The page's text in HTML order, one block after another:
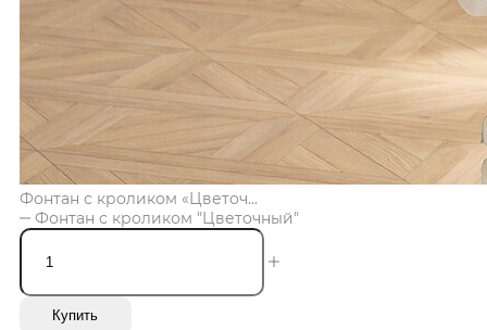
Фонтан с кроликом «Цветоч...
Фонтан с кроликом "Цветочный"
Купить